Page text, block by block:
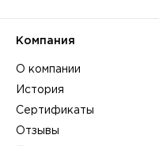
Компания
О компании
История
Сертификаты
Отзывы